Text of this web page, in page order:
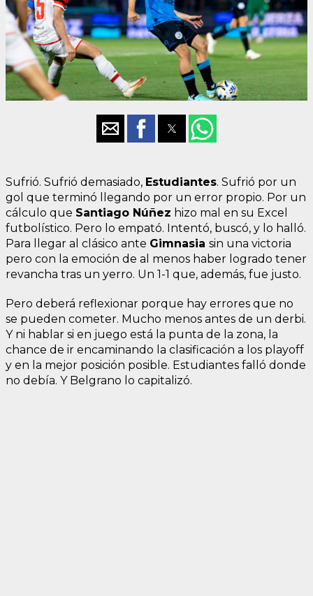
Sufrió. Sufrió demasiado, Estudiantes. Sufrió por un
gol que terminó llegando por un error propio. Por un
cálculo que Santiago Núñez hizo mal en su Excel
futbolístico. Pero lo empató. Intentó, buscó, y lo halló.
Para llegar al clásico ante Gimnasia sin una victoria
pero con la emoción de al menos haber logrado tener
revancha tras un yerro. Un 1-1 que, además, fue justo.
Pero deberá reflexionar porque hay errores que no
se pueden cometer. Mucho menos antes de un derbi.
Y ni hablar si en juego está la punta de la zona, la
chance de ir encaminando la clasificación a los playoff
y en la mejor posición posible. Estudiantes falló donde
no debía. Y Belgrano lo capitalizó.